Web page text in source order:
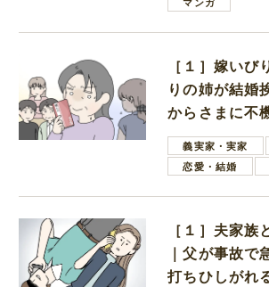
［１］嫁い
りの姉が結婚
からさまに不
母義実家・実家
恋愛・結婚
［１］夫家
｜父が事故で
打ちひしがれ